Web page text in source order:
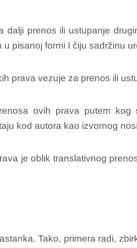
prenos ili ustupanje
pisanoj formi I čiju sadržinu
prava vezuje za prenos ili
ovih prava putem kog
kod autora kao izvornog
je oblik translativnog
Tako, primera radi,